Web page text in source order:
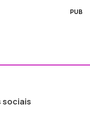
PUB
sociais